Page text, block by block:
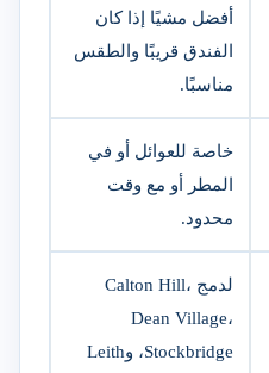
أفضل مشيًا إذا كان
الفندق قريبًا والطقس
مناسبًا.
خاصة للعوائل أو في
المطر أو مع وقت
محدود.
لدمج Calton Hill،
Dean Village،
Stockbridge، وLeith